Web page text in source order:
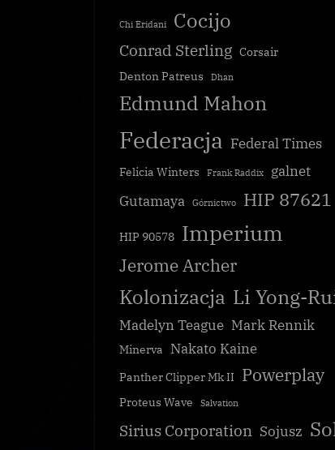
Chi Eridani Cocijo
Conrad Sterling Corsair
Denton Patreus
Dhan
Edmund Mahon
Federacja Federal Times
Felicia Winters Frank Raddix
galnet
Gutamaya
Górnictwo HIP 87621
HIP 90578 Imperium
Jerome Archer
Kolonizacja Li Yong-
Madelyn Teague Mark Rennik
Minerva Nakato Kaine
Panther Clipper Mk II Powerplay
Proteus Wave Salvation
Sirius Corporation Sojusz